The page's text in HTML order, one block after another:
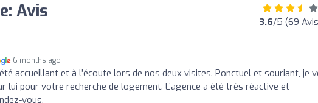
Avis 3.6/5 (69
6 months ago
accueillant et à l’écoute lors de nos deux visites. Ponctuel et souriant, je
lui pour votre recherche de logement. L’agence a été très réactive et
vous.